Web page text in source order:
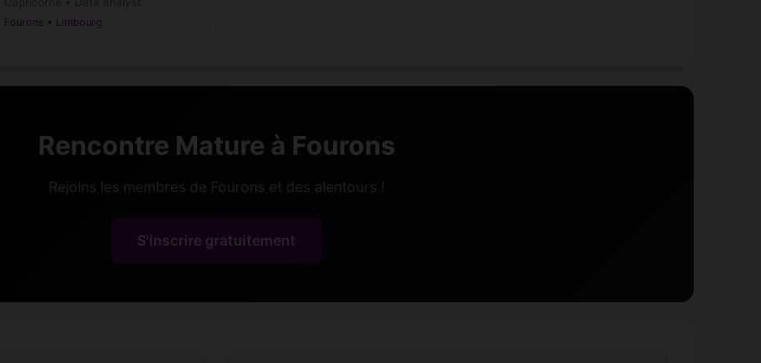
Fourons • Limbourg
Rencontre Mature à Fourons
Rejoins les membres de Fourons et des alentours !
S'inscrire gratuitement